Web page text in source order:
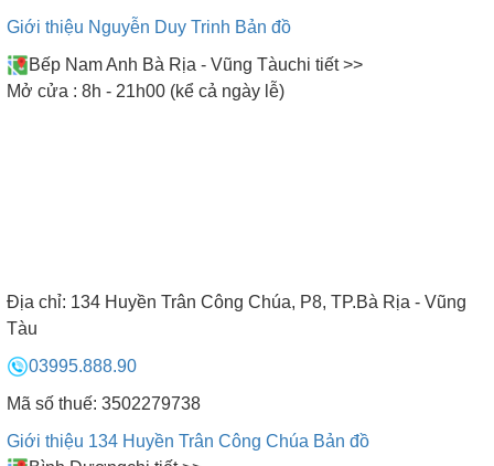
❮ Lùi lại 1 2 3 4 5 6 7
CAM KẾT CỦA BẾP NAM ANH
Giới thiệu Nguyễn Duy Trinh Bản đồ
Bếp Nam Anh Bà Rịa - Vũng Tàuchi tiết >>
Mở cửa : 8h - 21h00 (kể cả ngày lễ)
Địa chỉ: 134 Huyền Trân Công Chúa, P8, TP.Bà Rịa - Vũng
Tàu
03995.888.90
Mã số thuế: 3502279738
Giới thiệu 134 Huyền Trân Công Chúa Bản đồ